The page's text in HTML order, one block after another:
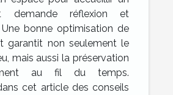
demande réflexion et
bonne optimisation de
garantit non seulement le
mais aussi la préservation
au fil du temps.
cet article des conseils